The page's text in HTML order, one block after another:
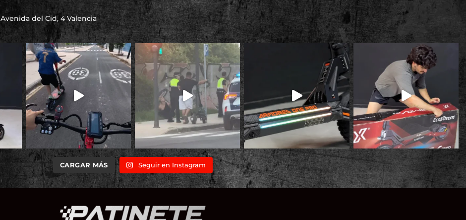
Avenida del Cid, 4 Valencia
CARGAR MÁS Seguir en Instagram